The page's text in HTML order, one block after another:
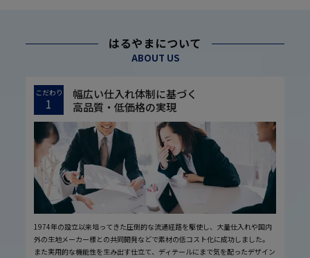
はるやまについて
ABOUT US
こだわり
1
幅広い仕入れ体制に基づく
高品質・低価格の実現
1974年の設立以来培ってきた圧倒的な流通経路を駆使し、大量仕入れや国内
外の生地メーカー様との共同開発などで素材の低コスト化に成功しました。
また実用的な機能性を生み出す仕立て、ディテールにまで気を配ったデザイン